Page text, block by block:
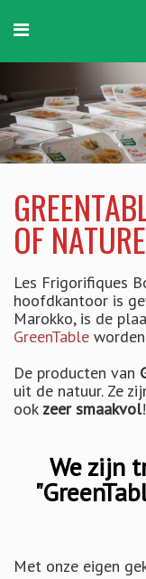
OF
Les Frigorifiques
hoofdkantoor is
Marokko, is de
GreenTable
De producten van
uit de natuur. Ze
ook zeer smaakvol!
We zijn
Met onze eigen